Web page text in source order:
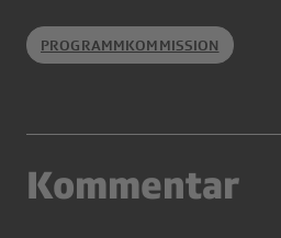
PROGRAMMKOMMISSION
Kommentar